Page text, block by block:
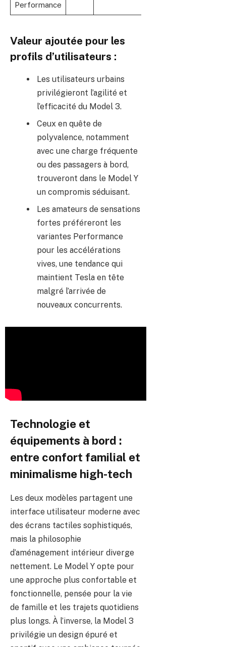
Performance
Valeur ajoutée pour les
profils d’utilisateurs :
Les utilisateurs urbains
privilégieront l’agilité et
l’efficacité du Model 3.
Ceux en quête de
polyvalence, notamment
avec une charge fréquente
ou des passagers à bord,
trouveront dans le Model Y
un compromis séduisant.
Les amateurs de sensations
fortes préféreront les
variantes Performance
pour les accélérations
vives, une tendance qui
maintient Tesla en tête
malgré l’arrivée de
nouveaux concurrents.
Technologie et
équipements à bord :
entre confort familial et
minimalisme high-tech
Les deux modèles partagent une
interface utilisateur moderne avec
des écrans tactiles sophistiqués,
mais la philosophie
d’aménagement intérieur diverge
nettement. Le Model Y opte pour
une approche plus confortable et
fonctionnelle, pensée pour la vie
de famille et les trajets quotidiens
plus longs. À l’inverse, la Model 3
privilégie un design épuré et